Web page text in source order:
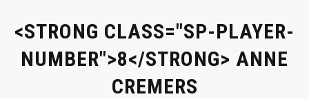
<STRONG CLASS="SP-PLAYER-
NUMBER">8</STRONG> ANNE
CREMERS